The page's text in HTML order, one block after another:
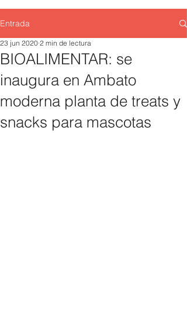
Entrada
BIOALIMENTAR: se
inaugura en Ambato
moderna planta de treats y
snacks para mascotas
23 jun 2020 2 min de lectura